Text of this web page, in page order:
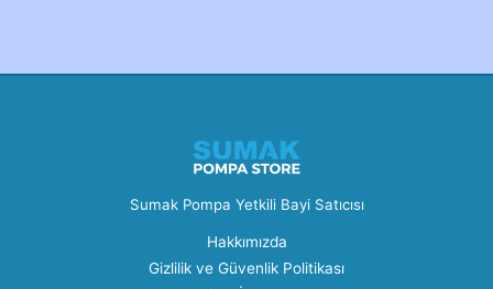
Sumak Pompa Yetkili Bayi Satıcısı
Hakkımızda
Gizlilik ve Güvenlik Politikası